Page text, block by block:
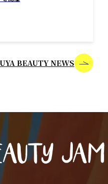
BEAUTY NEWS